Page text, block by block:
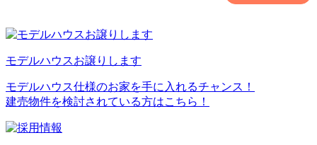
モデルハウスお譲りします
モデルハウス仕様のお家を手に入れるチャンス！
建売物件を検討されている方はこちら！